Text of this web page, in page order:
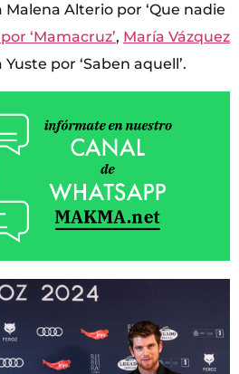
Malena Alterio por ‘Que nadie
‘Mamacruz’, María Vázquez
por ‘Saben aquell’.